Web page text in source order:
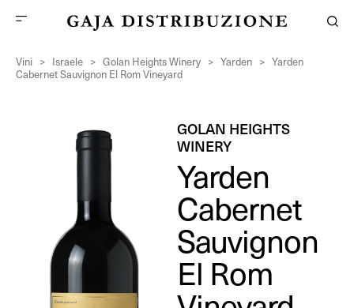
Vini > Israele > Golan Heights Winery > Yarden > Yarden
Cabernet Sauvignon El Rom Vineyard
GOLAN HEIGHTS
WINERY
Yarden
Cabernet
Sauvignon
El Rom